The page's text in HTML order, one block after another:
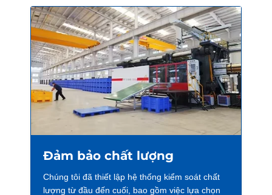
Đảm bảo chất lượng
Chúng tôi đã thiết lập hệ thống kiểm soát chất
lượng từ đầu đến cuối, bao gồm việc lựa chọn